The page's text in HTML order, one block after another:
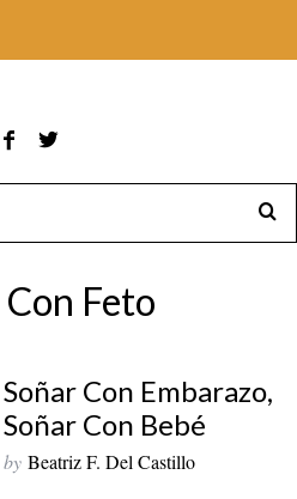
Feto
Soñar Con Embarazo,
Soñar Con Bebé
by Beatriz F. Del Castillo